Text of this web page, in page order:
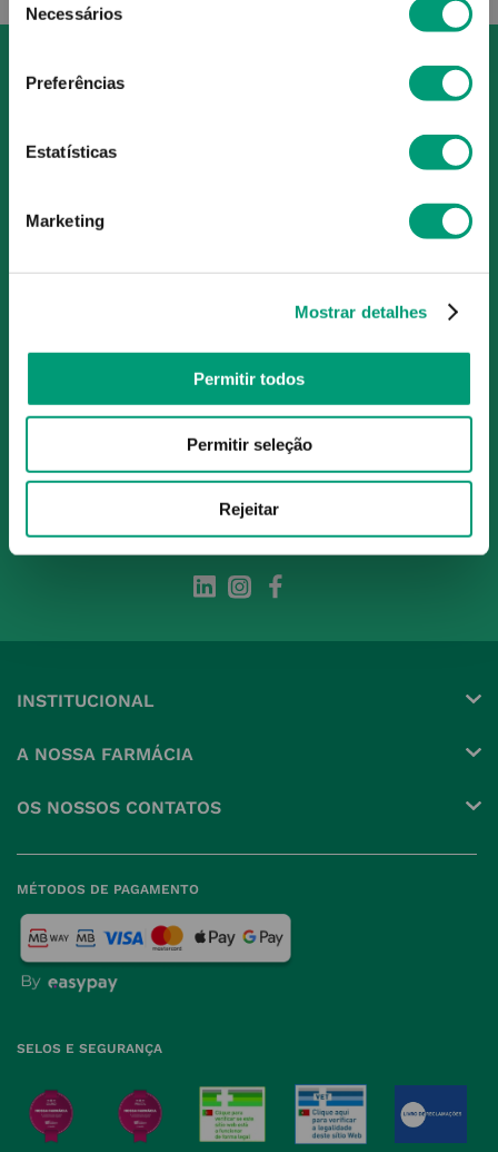
Necessários
Preferências
Estatísticas
Marketing
Mostrar detalhes
Permitir todos
Permitir seleção
Rejeitar
O Grupo Nossa Farmácia é o maior grupo de farmácias em
farmácias que partilham os mesmos valores, ideais e
políticas de gestão. O nosso objetivo enquanto grupo é dar
as melhores soluções de compra para os consumidores
Subscreva para receber ofertas e novidades
exclusivas
INSTITUCIONAL
A NOSSA FARMÁCIA
Política de Privacidade
Política de Cookies
Política de Devoluções
OS NOSSOS CONTATOS
Farmácias perto de si
MÉTODOS DE PAGAMENTO
SELOS E SEGURANÇA